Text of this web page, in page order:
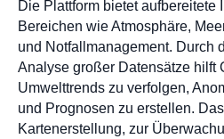
Die Plattform bietet aufbereitete
Bereichen wie Atmosphäre,
und Notfallmanagement. Durch
Analyse großer Datensätze hilft
Umwelttrends zu verfolgen,
und Prognosen zu erstellen.
Kartenerstellung, zur